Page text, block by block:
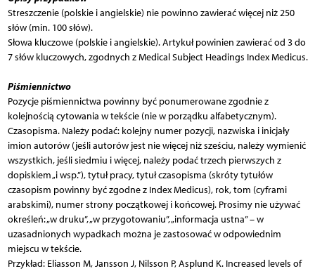
Streszczenie (polskie i angielskie) nie powinno zawierać więcej niż 250
słów (min. 100 słów).
Słowa kluczowe (polskie i angielskie). Artykuł powinien zawierać od 3 do
7 słów kluczowych, zgodnych z Medical Subject Headings Index Medicus.
Piśmiennictwo
Pozycje piśmiennictwa powinny być ponumerowane zgodnie z
kolejnością cytowania w tekście (nie w porządku alfabetycznym).
Czasopisma. Należy podać: kolejny numer pozycji, nazwiska i inicjały
imion autorów (jeśli autorów jest nie więcej niż sześciu, należy wymienić
wszystkich, jeśli siedmiu i więcej, należy podać trzech pierwszych z
dopiskiem „i wsp.”), tytuł pracy, tytuł czasopisma (skróty tytułów
czasopism powinny być zgodne z Index Medicus), rok, tom (cyframi
arabskimi), numer strony początkowej i końcowej. Prosimy nie używać
określeń: „w druku”, „w przygotowaniu”, „informacja ustna” – w
uzasadnionych wypadkach można je zastosować w odpowiednim
miejscu w tekście.
Przykład: Eliasson M, Jansson J, Nilsson P, Asplund K. Increased levels of